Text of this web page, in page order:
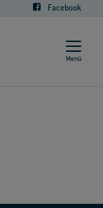
Facebook
Menü